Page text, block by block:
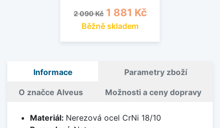
Běžná cena
2 090 Kč Cena
1 881 Kč
Běžně skladem
Informace Parametry zboží
O značce Alveus Možnosti a ceny dopravy
Materiál: Nerezová ocel CrNi 18/10